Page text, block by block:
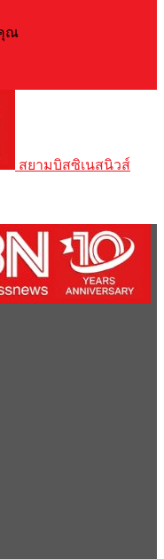
ณ
สยามบิสซิเนสนิวส์